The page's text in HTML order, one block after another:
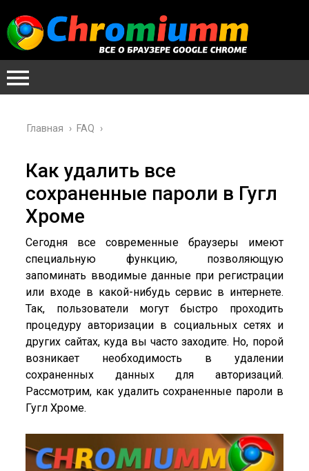
Главная › FAQ ›
Как удалить все
сохраненные пароли в Гугл
Хроме
Сегодня все современные браузеры имеют
специальную функцию, позволяющую
запоминать вводимые данные при регистрации
или входе в какой-нибудь сервис в интернете.
Так, пользователи могут быстро проходить
процедуру авторизации в социальных сетях и
других сайтах, куда вы часто заходите. Но, порой
возникает необходимость в удалении
сохраненных данных для авторизаций.
Рассмотрим, как удалить сохраненные пароли в
Гугл Хроме.